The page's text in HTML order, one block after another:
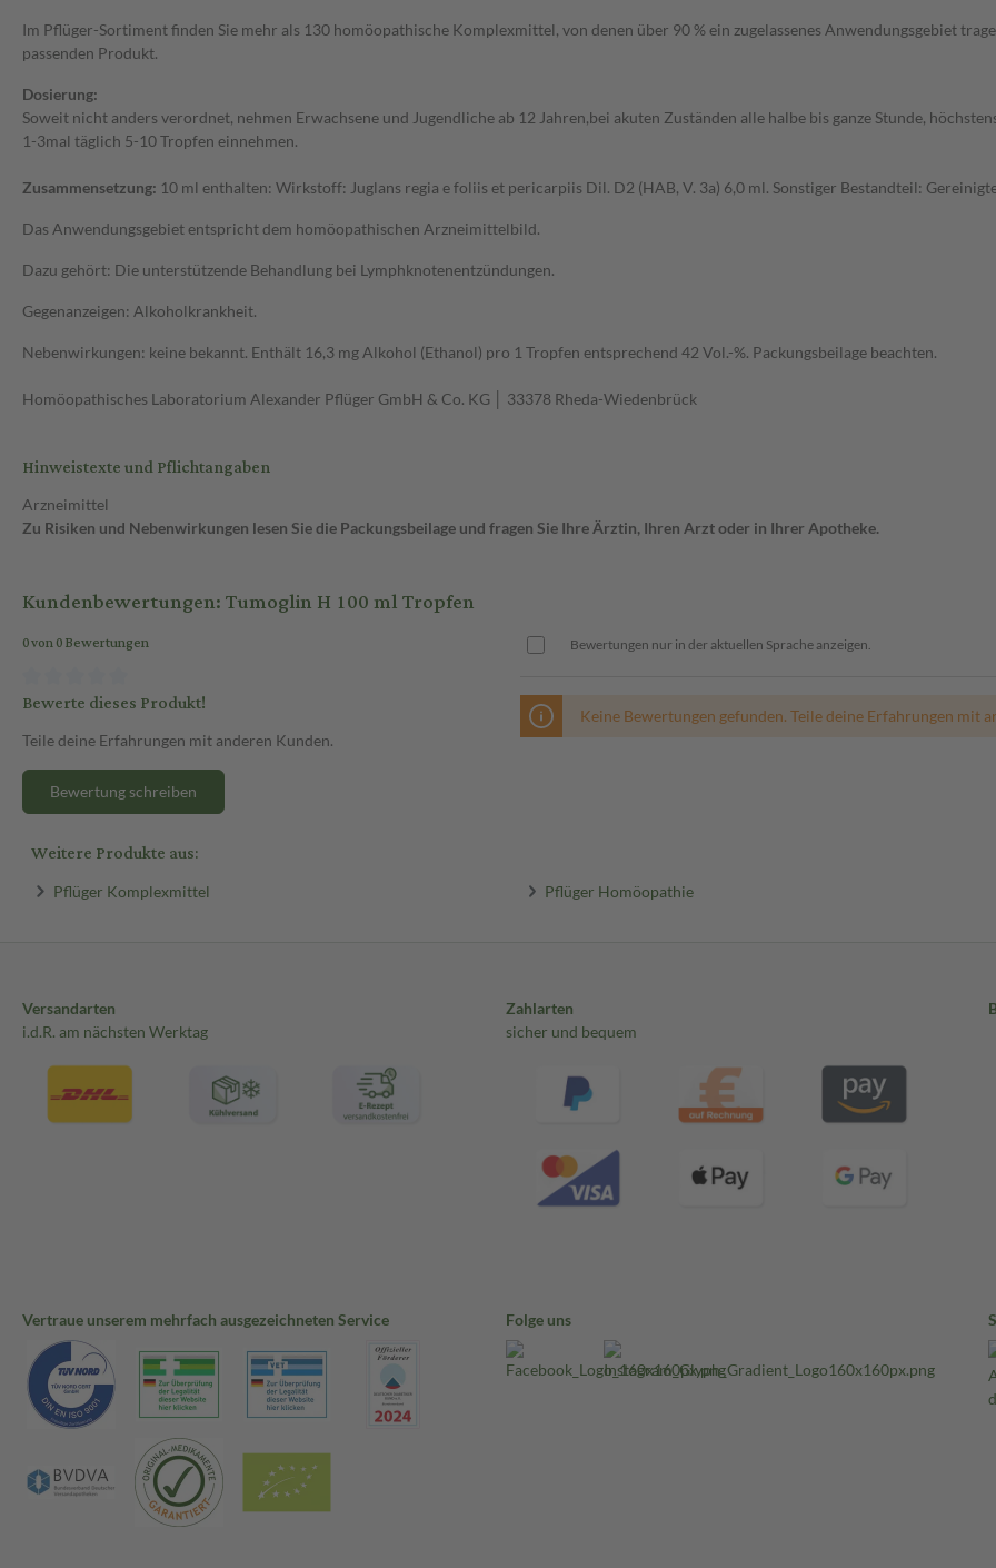
Im Pflüger-Sortiment finden Sie mehr als 130 homöopathische Komplexmittel, von denen über 90 % ein zugelassenes Anwendungsgebiet
passenden Produkt.
Dosierung:
Soweit nicht anders verordnet, nehmen Erwachsene und Jugendliche ab 12 Jahren,bei akuten Zuständen alle halbe bis ganze Stunde,
1-3mal täglich 5-10 Tropfen einnehmen.
Zusammensetzung: 10 ml enthalten: Wirkstoff: Juglans regia e foliis et pericarpiis Dil. D2 (HAB, V. 3a) 6,0 ml. Sonstiger Bestandteil:
Das Anwendungsgebiet entspricht dem homöopathischen Arzneimittelbild.
Dazu gehört: Die unterstützende Behandlung bei Lymphknotenentzündungen.
Gegenanzeigen: Alkoholkrankheit.
Nebenwirkungen: keine bekannt. Enthält 16,3 mg Alkohol (Ethanol) pro 1 Tropfen entsprechend 42 Vol.-%. Packungsbeilage beachten.
Homöopathisches Laboratorium Alexander Pflüger GmbH & Co. KG │ 33378 Rheda-Wiedenbrück
Hinweistexte und Pflichtangaben
Arzneimittel
Zu Risiken und Nebenwirkungen lesen Sie die Packungsbeilage und fragen Sie Ihre Ärztin, Ihren Arzt oder in Ihrer Apotheke.
Kundenbewertungen: Tumoglin H 100 ml Tropfen
0 von 0 Bewertungen
Bewerte dieses Produkt!
Teile deine Erfahrungen mit anderen Kunden.
Bewertung schreiben
Bewertungen nur in der aktuellen Sprache anzeigen.
Keine Bewertungen gefunden. Teile deine Erfahrungen mit
Weitere Produkte aus:
Pflüger Komplexmittel Pflüger Homöopathie
Versandarten
i.d.R. am nächsten Werktag
Zahlarten
sicher und bequem
Vertraue unserem mehrfach ausgezeichneten Service Folge uns